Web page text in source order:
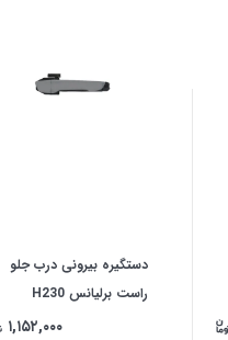
دستگیره بیرونی درب جلو
راست برلیانس H230
۱,۱۵۲,۰۰۰